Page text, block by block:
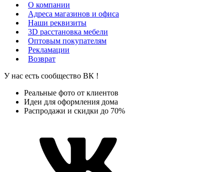
О компании
Адреса магазинов и офиса
Наши реквизиты
3D расстановка мебели
Оптовым покупателям
Рекламации
Возврат
У нас есть сообщество ВК !
Реальные фото от клиентов
Идеи для оформления дома
Распродажи и скидки до 70%